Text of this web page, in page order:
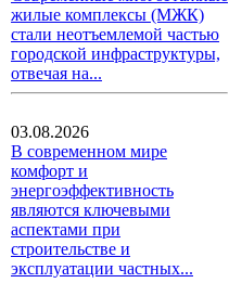
жилые комплексы (МЖК)
стали неотъемлемой частью
городской инфраструктуры,
отвечая на...
03.08.2026
В современном мире
комфорт и
энергоэффективность
являются ключевыми
аспектами при
строительстве и
эксплуатации частных...